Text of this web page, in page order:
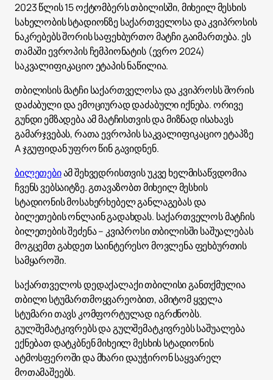
2023 წლის 15 ოქტომბერს თბილისში, მიხეილ მესხის
სახელობის სტადიონზე საქართველოსა და კვიპროსის
ნაკრებებს შორის საფეხბურთო მატჩი გაიმართება. ეს
თამაში ევროპის ჩემპიონატის (ევრო 2024)
საკვალიფიკაციო ეტაპის ნაწილია.
თბილისის მატჩი საქართველოსა და კვიპროსს შორის
დაძაბული და ემოციურად დაძაბული იქნება. ორივე
გუნდი ემზადება ამ მატჩისთვის და მიზნად ისახავს
გამარჯვებას, რათა ევროპის საკვალიფიკაციო ეტაპზე
A ჯგუფიდან უფრო წინ გავიდნენ.
ბილეთებიამ შეხვედრისთვის უკვე ხელმისაწვდომია
ჩვენს ვებსაიტზე. გთავაზობთ მიხეილ მესხის
სტადიონის მოსახერხებელ განლაგებას და
ბილეთების ონლაინ გადახდას. საქართველოს მატჩის
ბილეთების შეძენა – კვიპროსი თბილისში საშუალებას
მოგცემთ გახდეთ საინტერესო მოვლენა ფეხბურთის
სამყაროში.
საქართველოს დედაქალაქი თბილისი განთქმულია
თბილი სტუმართმოყვარეობით, ამიტომ ყველა
სტუმარი თავს კომფორტულად იგრძნობს.
გულშემატკივრებს და გულშემატკივრებს საშუალება
ექნებათ დატკბნენ მიხეილ მესხის სტადიონის
ატმოსფეროში და მხარი დაუჭირონ საყვარელ
მოთამაშეებს.